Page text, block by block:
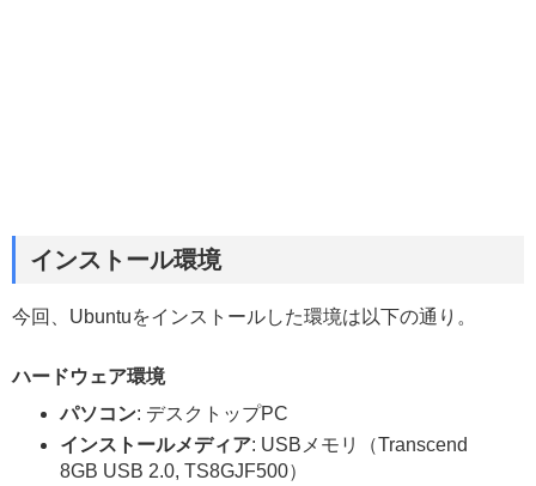
インストール環境
今回、Ubuntuをインストールした環境は以下の通り。
ハードウェア環境
パソコン: デスクトップPC
インストールメディア: USBメモリ（Transcend
8GB USB 2.0, TS8GJF500）